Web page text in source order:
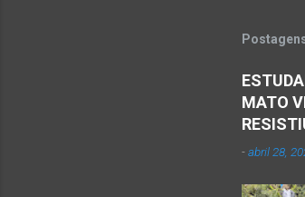
e
t
á
o
MATO
-abril 28,